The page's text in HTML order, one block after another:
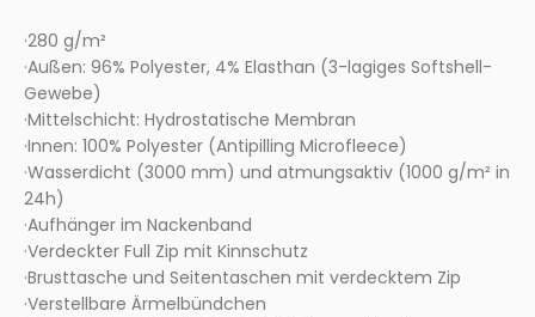
·280 g/m²
·Außen: 96% Polyester, 4% Elasthan (3-lagiges Softshell-
Gewebe)
·Mittelschicht: Hydrostatische Membran
·Innen: 100% Polyester (Antipilling Microfleece)
·Wasserdicht (3000 mm) und atmungsaktiv (1000 g/m² in
24h)
·Aufhänger im Nackenband
·Verdeckter Full Zip mit Kinnschutz
·Brusttasche und Seitentaschen mit verdecktem Zip
·Verstellbare Ärmelbündchen